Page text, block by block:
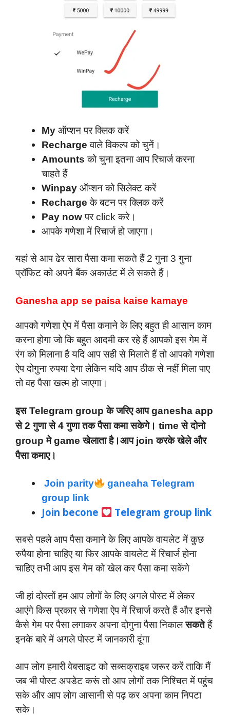
My ऑप्शन पर क्लिक करें
Recharge वाले विकल्प को चुनें।
Amounts को चुना इतना आप रिचार्ज करना
चाहते हैं
Winpay ऑप्शन को सिलेक्ट करें
Recharge के बटन पर क्लिक करें
Pay nowपर click करे।
आपके गणेशा में रिचार्ज हो जाएगा।
यहां से आप ढेर सारा पैसा कमा सकते हैं 2 गुना 3 गुना
प्रॉफिट को अपने बैंक अकाउंट में ले सकते हैं।
Ganesha app se paisa kaise kamaye
आपको गणेशा ऐप में पैसा कमाने के लिए बहुत ही आसान काम
करना होगा जो कि बहुत आदमी कर रहे हैं आपको इस गेम में
रंग को मिलाना है यदि आप सही से मिलाते हैं तो आपको गणेशा
ऐप दोगुना रुपया देगा लेकिन यदि आप ठीक से नहीं मिला पाए
तो वह पैसा खत्म हो जाएगा।
इस Telegram group के जरिए आप ganesha app
से 2 गुणा से 4 गुणा तक पैसा कमा सकेगे। time से दोनो
group मे game खेलाता है।आप join करके खेले और
पैसा कमाए।
Join parity
ganeaha Telegram
group link
Join becone Telegram group link
सबसे पहले आप पैसा कमाने के लिए आपके वायलेट में कुछ
रुपैया होना चाहिए या फिर आपके वायलेट में रिचार्ज होना
चाहिए तभी आप इस गेम को खेल कर पैसा कमा सकेंगे
जी हां दोस्तों हम आप लोगों के लिए अगले पोस्ट में लेकर
आएंगे किस प्रकार से गणेशा ऐप में रिचार्ज करते हैं और इनसे
कैसे गेम पर पैसा लगाकर अपना दोगुना पैसा निकालसकतेहैं
इनके बारे में अगले पोस्ट में जानकारी दूंगा
आप लोग हमारी वेबसाइट को सब्सक्राइब जरूर करें ताकि मैं
जब भी पोस्ट अपडेट करूं तो आप लोगों तक निश्चित में पहुंच
सके और आप लोग आसानी से पढ़ कर अपना काम निपटा
सके।